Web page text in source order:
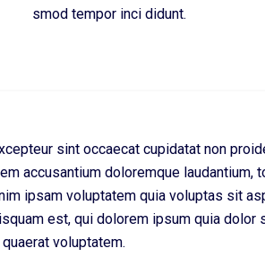
smod tempor inci didunt.
sint occaecat cupidatat non
accusantium doloremque laudantium,
ipsam voluptatem quia voluptas sit
est, qui dolorem ipsum quia
voluptatem.